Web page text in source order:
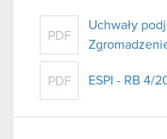
PDF
Uchwały
PDF ESPI - RB 4/